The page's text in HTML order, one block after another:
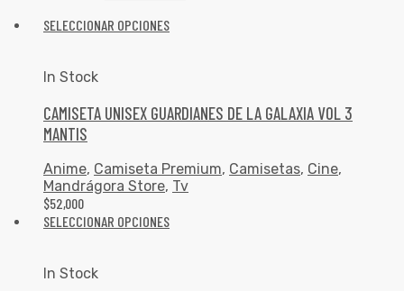
SELECCIONAR OPCIONES
In Stock
CAMISETA UNISEX GUARDIANES DE LA GALAXIA VOL 3
MANTIS
Anime, Camiseta Premium, Camisetas, Cine,
Mandrágora Store, Tv
$52,000
SELECCIONAR OPCIONES
In Stock